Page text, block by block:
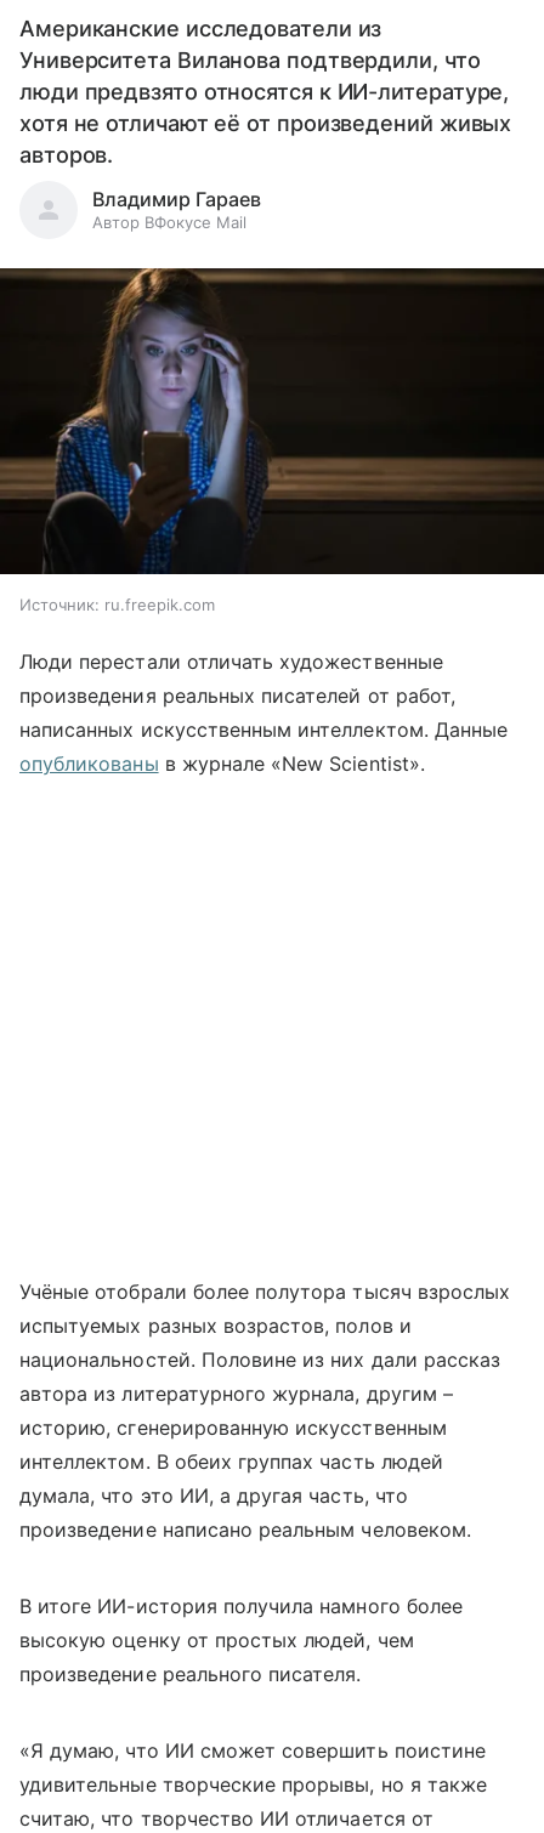
Американские исследователи из
Университета Виланова подтвердили, что
люди предвзято относятся к ИИ-литературе,
хотя не отличают её от произведений живых
авторов.
Владимир Гараев
Автор ВФокусе Mail
Источник: ru.freepik.com
Люди перестали отличать художественные
произведения реальных писателей от работ,
написанных искусственным интеллектом. Данные
опубликованы в журнале «New Scientist».
Учёные отобрали более полутора тысяч взрослых
испытуемых разных возрастов, полов и
национальностей. Половине из них дали рассказ
автора из литературного журнала, другим –
историю, сгенерированную искусственным
интеллектом. В обеих группах часть людей
думала, что это ИИ, а другая часть, что
произведение написано реальным человеком.
В итоге ИИ-история получила намного более
высокую оценку от простых людей, чем
произведение реального писателя.
«Я думаю, что ИИ сможет совершить поистине
удивительные творческие прорывы, но я также
считаю, что творчество ИИ отличается от